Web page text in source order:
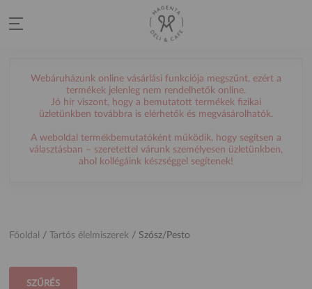
Webáruházunk online vásárlási funkciója megszűnt, ezért a
termékek jelenleg nem rendelhetők online.
Jó hír viszont, hogy a bemutatott termékek fizikai
üzletünkben továbbra is elérhetők és megvásárolhatók.
A weboldal termékbemutatóként működik, hogy segítsen a
választásban – szeretettel várunk személyesen üzletünkben,
ahol kollégáink készséggel segítenek!
Főoldal / Tartós élelmiszerek / Szósz/Pesto
SZŰRÉS